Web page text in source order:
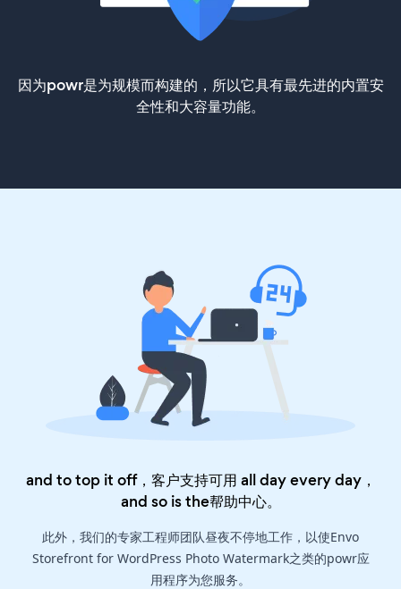
因为powr是为规模而构建的，所以它具有最先进的内置安
全性和大容量功能。
and to top it off，客户支持可用 all day every day，
and so is the帮助中心。
此外，我们的专家工程师团队昼夜不停地工作，以使Envo
Storefront for WordPress Photo Watermark之类的powr应
用程序为您服务。